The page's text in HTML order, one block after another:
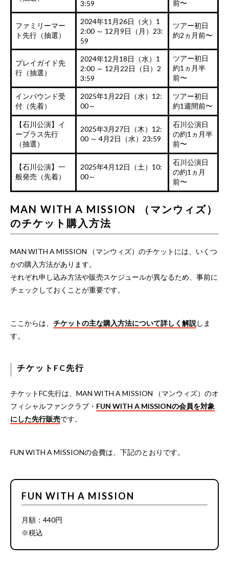
3:59 前〜
ファミリーマー
ト先行（抽選）
2024年11月26日（火）1
2:00 ～ 12月9日（月）23:
59
ツアー初日
約2ヵ月前〜
プレイガイド先
行（抽選）
2024年12月18日（水）1
2:00 ～ 12月22日（日）2
3:59
ツアー初日
約1ヵ月半
前〜
インバウンド受
付（先着）
2025年1月22日（水）12:
00～
ツアー初日
約1週間前〜
【石川公演】イ
ープラス先行
（抽選）
2025年3月27日（木）12:
00 ～ 4月2日（水）23:59
石川公演日
の約1ヵ月半
前〜
【石川公演】一
般発売（先着）
2025年4月12日（土）10:
00～
石川公演日
の約1ヵ月
前〜
MAN WITH A MISSION （マンウィズ）
のチケット購入方法
MAN WITH A MISSION （マンウィズ）のチケットには、いくつ
かの購入方法があります。
それぞれ申し込み方法や販売スケジュールが異なるため、事前に
チェックしておくことが重要です。
ここからは、 チケットの主な購入方法について詳しく解説しま
す。
チケットFC先行
チケットFC先行は、MAN WITH A MISSION （マンウィズ）のオ
フィシャルファンクラブ・ FUN WITH A MISSIONの会員を対象
にした先行販売です。
FUN WITH A MISSIONの会費は、下記のとおりです。
FUN WITH A MISSION
月額：440円
※税込